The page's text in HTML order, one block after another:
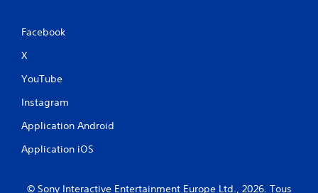
Facebook
X
YouTube
Instagram
Application Android
Application iOS
© Sony Interactive Entertainment Europe Ltd., 2026. Tous